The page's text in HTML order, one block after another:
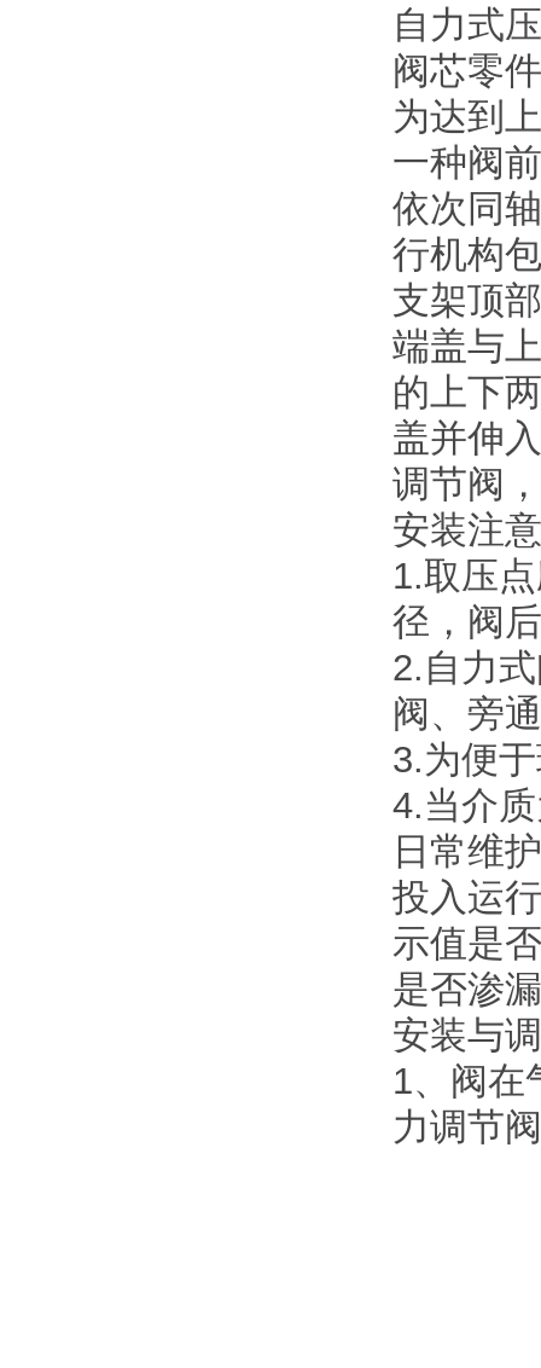
自力式
阀芯零
为达到
一种阀
依次同
行机构
支架顶
端盖与
的上下
盖并伸
调节阀
安装注
1.取压
径，阀
2.自力
阀、旁
3.为便
4.当介
日常维护
投入运
示值是
是否渗
安装与
1、阀在
力调节